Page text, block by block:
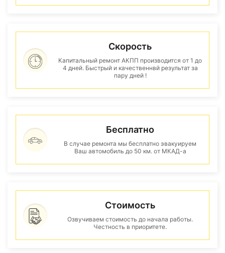
Скорость
Капитальный ремонт АКПП производится от 1 до
4 дней. Быстрый и качественнвй результат за
пару дней !
Бесплатно
В случае ремонта мы бесплатно эвакуируем
Ваш автомобиль до 50 км. от МКАД-а
Стоимость
Озвучиваем стоимость до начала работы.
Честность в приоритете.